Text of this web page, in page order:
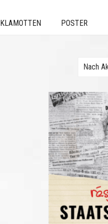
KLAMOTTEN POSTER
Nach